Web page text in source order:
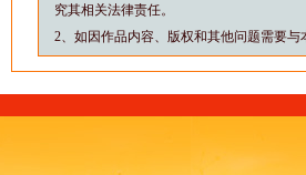
究其相关法律责任。
2、如因作品内容、版权和其他问题需要与